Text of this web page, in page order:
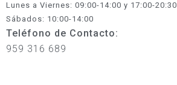
Lunes a Viernes: 09:00-14:00 y 17:00-20:30
Sábados: 10:00-14:00
Teléfono de Contacto:
959 316 689